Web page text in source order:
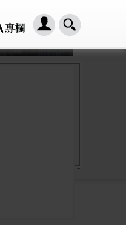
男子一名。
「HER2基因突變肺癌患者：新一代口服標靶藥帶來希望」， 促請政府加快納入藥物名冊，助患者及早受惠